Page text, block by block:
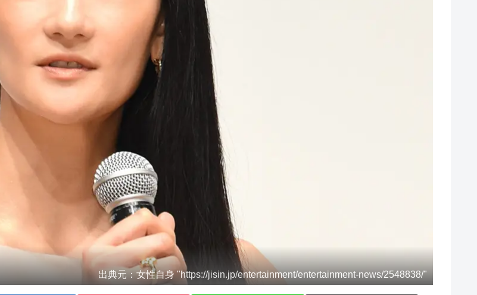
出典元：女性自身 "https://jisin.jp/entertainment/entertainment-news/2548838/"